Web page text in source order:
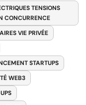
TENSIONS
CONCURRENCE
VIE PRIVÉE
STARTUPS
WEB3